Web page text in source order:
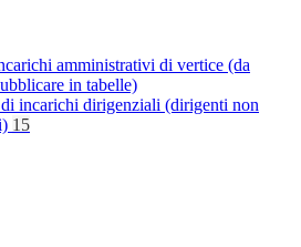
amministrativi di vertice (da
in tabelle)
incarichi dirigenziali (dirigenti non
15